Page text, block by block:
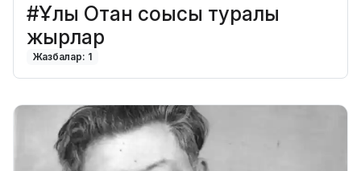
#Ұлы Отан соғысы туралы
жырлар
Жазбалар: 1